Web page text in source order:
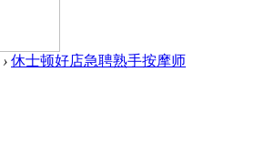
› 休士顿好店急聘熟手按摩师